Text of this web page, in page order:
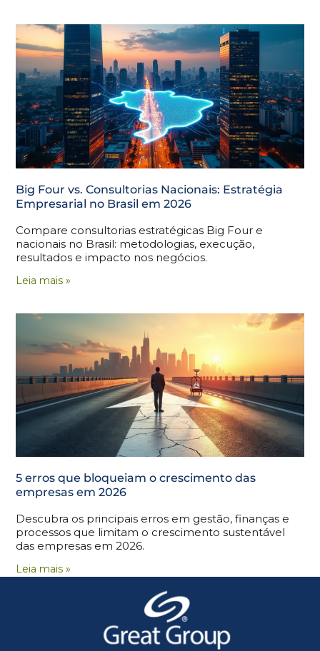
Big Four vs. Consultorias Nacionais: Estratégia
Empresarial no Brasil em 2026
Compare consultorias estratégicas Big Four e
nacionais no Brasil: metodologias, execução,
resultados e impacto nos negócios.
Leia mais »
5 erros que bloqueiam o crescimento das
empresas em 2026
Descubra os principais erros em gestão, finanças e
processos que limitam o crescimento sustentável
das empresas em 2026.
Leia mais »